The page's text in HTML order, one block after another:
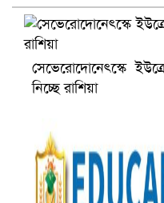
সেভেরোদোনেৎস্কে
নিচ্ছে রাশিয়া